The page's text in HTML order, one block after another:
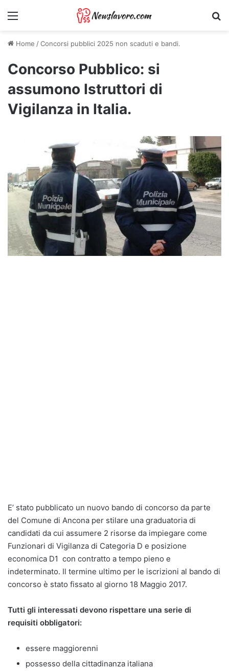
Menu
Home /Concorsi pubblici 2025 non scaduti e bandi.
Concorso Pubblico: si
assumono Istruttori di
Vigilanza in Italia.
E’ stato pubblicato un nuovo bando di concorso da parte
del Comune di Ancona per stilare una graduatoria di
candidati da cui assumere 2 risorse da impiegare come
Funzionari di Vigilanza di Categoria D e posizione
economica D1 con contratto a tempo pieno e
indeterminato. Il termine ultimo per le iscrizioni al bando di
concorso è stato fissato al giorno 18 Maggio 2017.
Tutti gli interessati devono rispettare una serie di
requisiti obbligatori:
essere maggiorenni
possesso della cittadinanza italiana